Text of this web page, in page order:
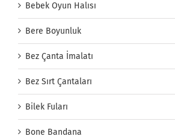
Bebek Oyun Halısı
Bere Boyunluk
Bez Çanta İmalatı
Bez Sırt Çantaları
Bilek Fuları
Bone Bandana